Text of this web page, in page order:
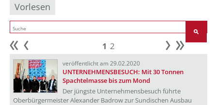
Vorlesen
Anfang 1 2 weiter
veröffentlicht am 29.02.2020
UNTERNEHMENSBESUCH: Mit 30 Tonnen
Spachtelmasse bis zum Mond
Der jüngste Unternehmensbesuch führte
Oberbürgermeister Alexander Badrow zur Sundischen Ausbau